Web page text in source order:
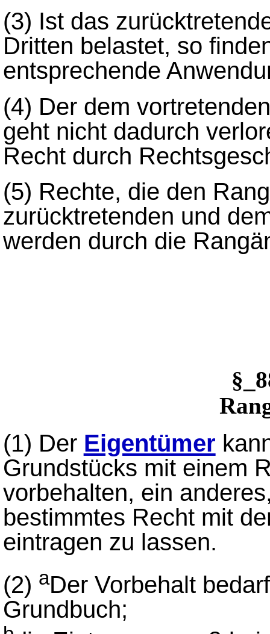
(3) Ist das
Dritten belastet, so
entsprechende
(4) Der dem
geht nicht dadurch
Recht durch
(5) Rechte, die den
zurücktretenden und
werden durch die
(1) Der Eigentümer
Grundstücks mit einem
vorbehalten, ein
bestimmtes Recht mit
eintragen zu lassen.
(2) aDer Vorbehalt
Grundbuch;